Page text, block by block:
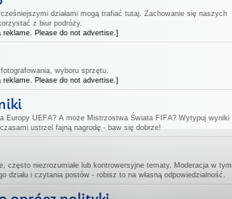
działami mogą trafiać tutaj. Zachowanie się naszych
z biur podróży.
Please do not advertise.]
wyboru sprzętu.
Please do not advertise.]
Europy UEFA? A może Mistrzostwa Świata FIFA? Wytypuj wyniki
ustrzel fajną nagrodę - baw się dobrze!
często niezrozumiałe lub kontrowersyjne tematy. Moderacja w tym
działu i czytania postów - robisz to na własną odpowiedzialność.